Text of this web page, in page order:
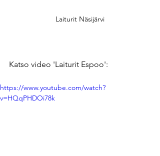
Laiturit Näsijärvi
Katso video 'Laiturit Espoo':
https://www.youtube.com/watch?
v=HQqPHDOi78k